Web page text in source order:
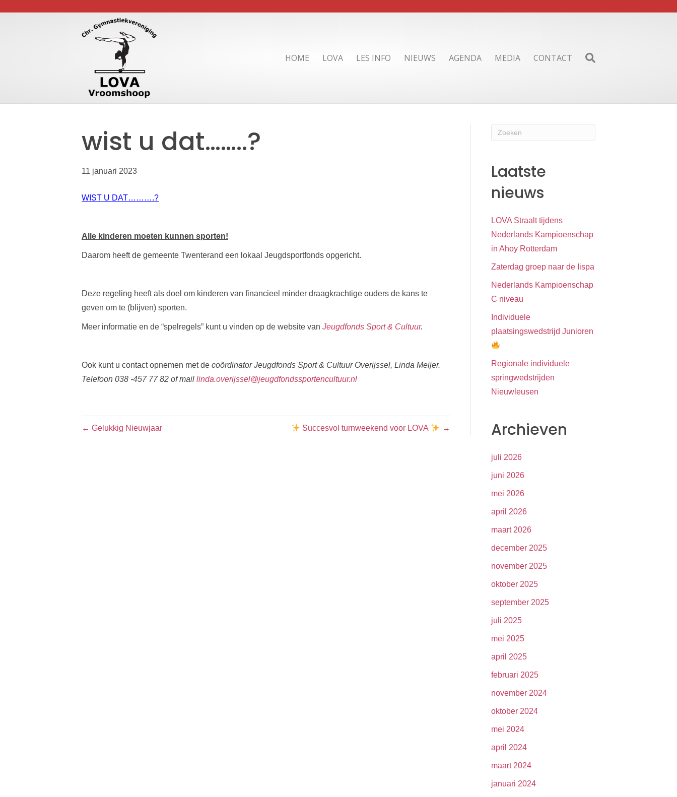
HOME LOVA LES INFO NIEUWS AGENDA MEDIA CONTACT
wist u dat……..?
11 januari 2023
WIST U DAT……….?
Alle kinderen moeten kunnen sporten!
Daarom heeft de gemeente Twenterand een lokaal Jeugdsportfonds opgericht.
Deze regeling heeft als doel om kinderen van financieel minder draagkrachtige ouders de kans te
geven om te (blijven) sporten.
Meer informatie en de “spelregels” kunt u vinden op de website van Jeugdfonds Sport & Cultuur.
Ook kunt u contact opnemen met de coördinator Jeugdfonds Sport & Cultuur Overijssel, Linda Meijer.
Telefoon 038 -457 77 82 of mail linda.overijssel@jeugdfondssportencultuur.nl
← Gelukkig Nieuwjaar Succesvol turnweekend voor LOVA →
Laatste
nieuws
LOVA Straalt tijdens
Nederlands Kampioenschap
in Ahoy Rotterdam
Zaterdag groep naar de Iispa
Nederlands Kampioenschap
C niveau
Individuele
plaatsingswedstrijd Junioren
Regionale individuele
springwedstrijden
Nieuwleusen
Archieven
juli 2026
juni 2026
mei 2026
april 2026
maart 2026
december 2025
november 2025
oktober 2025
september 2025
juli 2025
mei 2025
april 2025
februari 2025
november 2024
oktober 2024
mei 2024
april 2024
maart 2024
januari 2024